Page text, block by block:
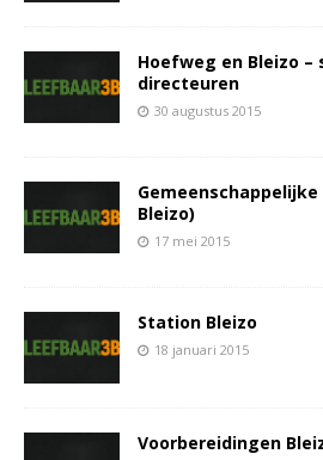
Hoefweg en Bleizo –
directeuren
30 augustus 2015
Gemeenschappelijke
Bleizo)
17 mei 2015
Station Bleizo
18 januari 2015
Voorbereidingen